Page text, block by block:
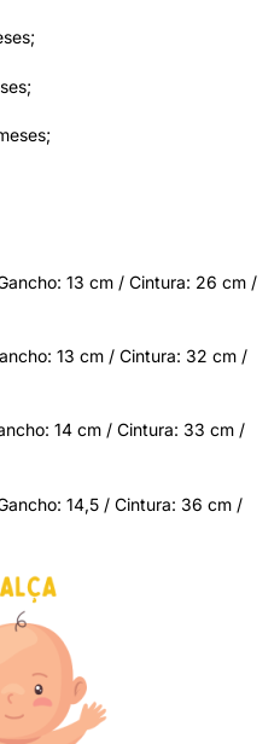
13 cm / Cintura: 26 cm /
13 cm / Cintura: 32 cm /
14 cm / Cintura: 33 cm /
14,5 / Cintura: 36 cm /